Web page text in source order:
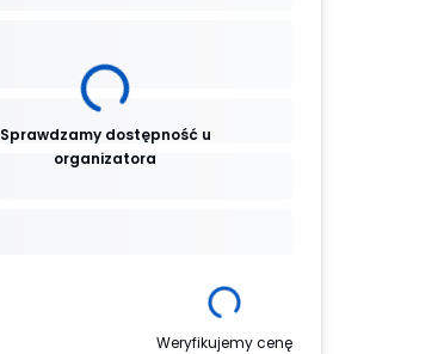
Sprawdzamy dostępność u
organizatora
Weryfikujemy cenę